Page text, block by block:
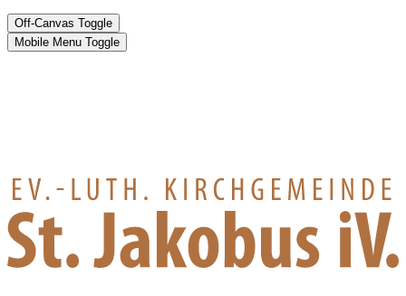
Off-Canvas Toggle
Mobile Menu Toggle